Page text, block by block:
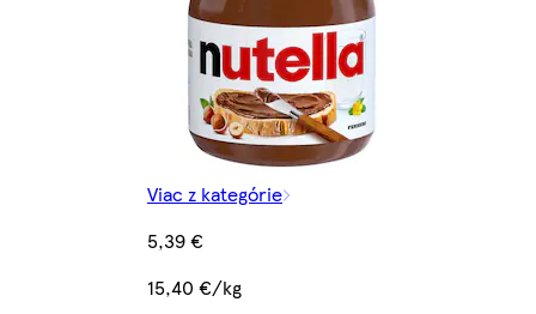
Viac z kategórie
5,39 €
15,40 €/kg